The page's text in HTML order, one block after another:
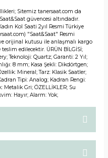
Sitemiz tanersaat.com da
güvencesi altındadır.
Kol Saati 2yıl Resmi Türkiye
"Saat&Saat" Resmi
orijinal kutusu ile anlaşmalı kargo
edilecektir. ÜRÜN BİLGİSİ;
Teknoloji: Quartz; Garanti: 2 Yıl;
8 mm; Kasa Şekli: Dikdörtgen;
Mineral; Tarz: Klasik Saatler;
Tipi: Analog; Kadran Rengi:
Metalik Gri; ÖZELLİKLER; Su
Hayır; Alarm: Yok;